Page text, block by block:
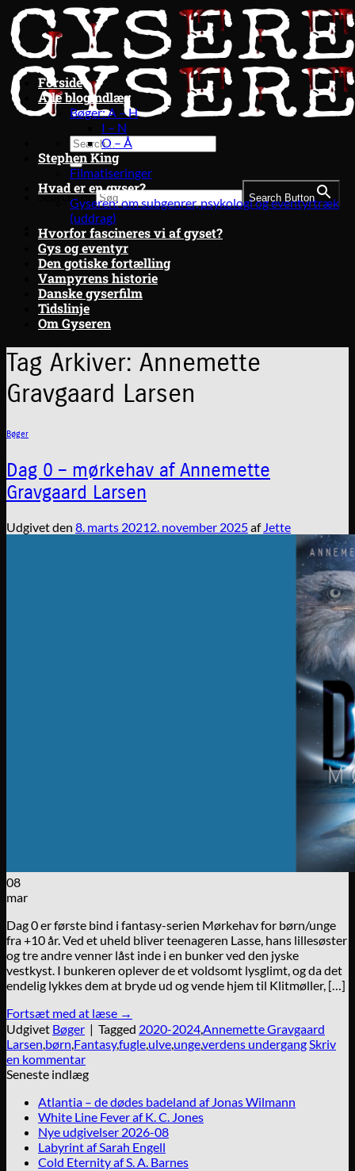
Fortsæt
til
indhold
Search for: Search Button
Forside
Alle blogindlæg
Bøger: A – H
I – N
O – Å
Stephen King
Filmatiseringer
Hvad er en gyser?
Gyseren: om subgenrer, psykologi og eventyrtræk
(uddrag)
Hvorfor fascineres vi af gyset?
Gys og eventyr
Den gotiske fortælling
Vampyrens historie
Danske gyserfilm
Tidslinje
Om Gyseren
Tag Arkiver: Annemette
Gravgaard Larsen
Bøger
Dag 0 – mørkehav af Annemette
Gravgaard Larsen
Udgivet den 8. marts 20212. november 2025af Jette
08
mar
Dag 0 er første bind i fantasy-serien Mørkehav for børn/unge
fra +10 år. Ved et uheld bliver teenageren Lasse, hans lillesøster
og tre andre venner låst inde i en bunker ved den jyske
vestkyst. I bunkeren oplever de et voldsomt lysglimt, og da det
endelig lykkes dem at bryde ud og vende hjem til Klitmøller, […]
Fortsæt med at læse →
Udgivet Bøger | Tagged 2020-2024,Annemette Gravgaard
Larsen,børn,Fantasy,fugle,ulve,unge,verdens undergangSkriv
en kommentar
Seneste indlæg
Atlantia – de dødes badeland af Jonas Wilmann
White Line Fever af K. C. Jones
Nye udgivelser 2026-08
Labyrint af Sarah Engell
Cold Eternity af S. A. Barnes